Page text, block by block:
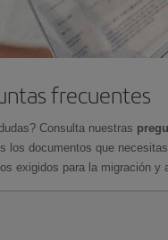
frecuentes
Consulta nuestras
los documentos que
exigidos para la migración y